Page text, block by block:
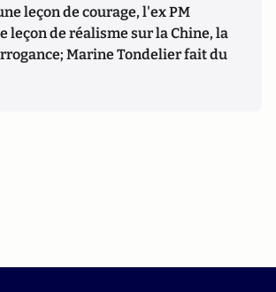
leçon de courage, l'ex PM
leçon de réalisme sur la Chine, la
Marine Tondelier fait du